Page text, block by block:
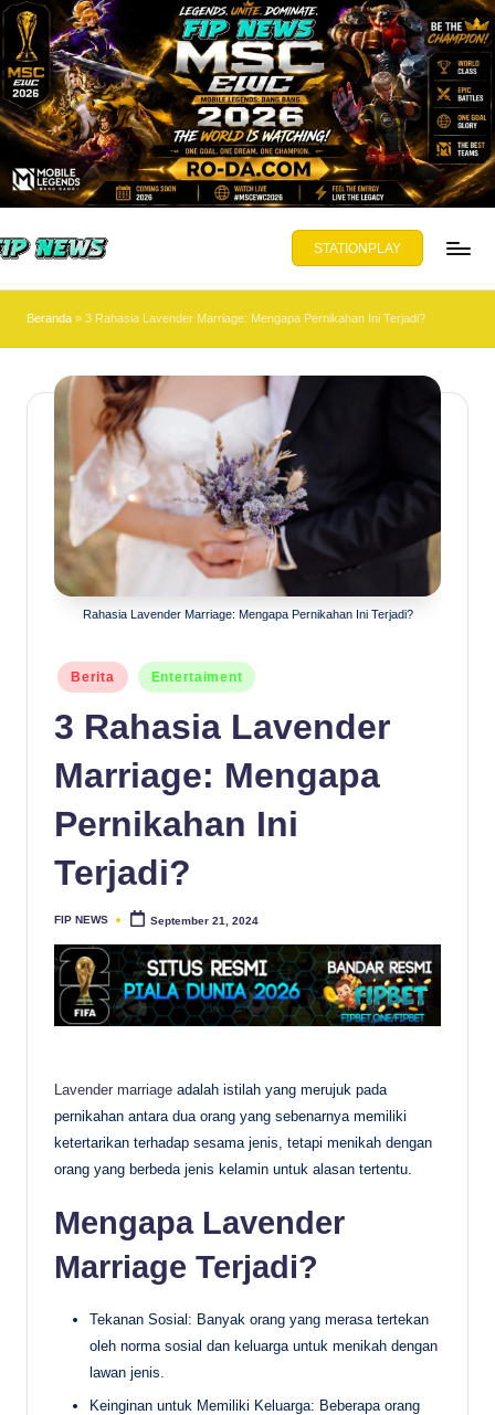
Skip
to
content
STATIONPLAY
Beranda » 3 Rahasia Lavender Marriage: Mengapa Pernikahan Ini Terjadi?
Rahasia Lavender Marriage: Mengapa Pernikahan Ini Terjadi?
PostedBerita Entertaiment
3 Rahasia Lavender
Marriage: Mengapa
Pernikahan Ini
Terjadi?
Posted
FIP NEWS September 21, 2024
Lavender marriage adalah istilah yang merujuk pada
pernikahan antara dua orang yang sebenarnya memiliki
ketertarikan terhadap sesama jenis, tetapi menikah dengan
orang yang berbeda jenis kelamin untuk alasan tertentu.
Mengapa Lavender
Marriage Terjadi?
Tekanan Sosial: Banyak orang yang merasa tertekan
oleh norma sosial dan keluarga untuk menikah dengan
lawan jenis.
Keinginan untuk Memiliki Keluarga: Beberapa orang